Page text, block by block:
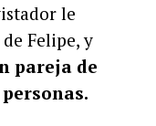
le
Felipe, y
pareja de